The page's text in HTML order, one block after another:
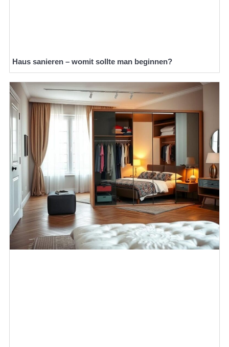
Haus sanieren – womit sollte man beginnen?